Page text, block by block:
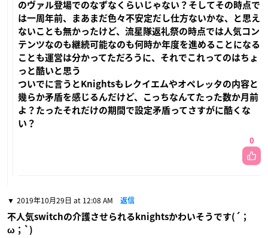
のヴァル登場でのなずなくらいじゃない？そしてその時点で
は一周年前、まあまだ色々不安定だし仕方ないかな、と思え
ないことも無かったけど、流星隊返礼祭の時点では人気コン
テンツなのも継続可能なのも何時か年度を進めることになる
ことも運営は分かってただろうに、それでこれってのはちょ
っと酷いと思う
ついでに言うとKnightsもレクイエムやオペレッタの内容と
幾らか矛盾を感じるんだけど、こっちなんてたった数か月前
よ？たったそれだけの期間で設定矛盾ってさすがに酷くな
い？
0
2019年10月29日 at 12:08 AM 返信
不人気switchの介護させられるknightsかわいそうです(´；
ω；`)